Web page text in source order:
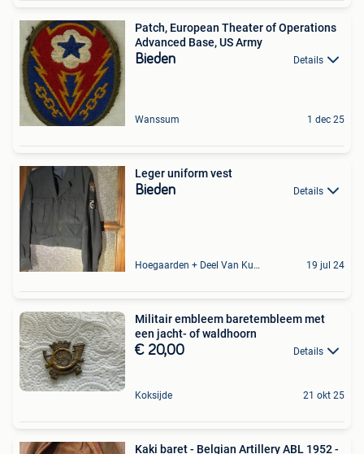
Patch, European Theater of Operations
Advanced Base, US Army
Bieden Details
Wanssum 1 dec 25
Leger uniform vest
Bieden Details
Hoegaarden + Deel Van Kumtich + Deel Van Tienen 19 jul 24
Militair embleem baretembleem met
een jacht- of waldhoorn
€ 20,00 Details
Koksijde 21 okt 25
Kaki baret - Belgian Artillery ABL 1952 -